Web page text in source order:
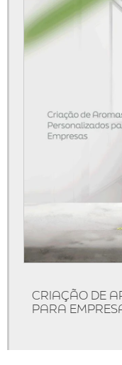
Aromatizador de
Aromatizador de
Aromatizador de
Aromatizador elétrico
Aromatizadores de
Comprar aromatizador
Comprar máquina de
Comprar máquina de
Consultoria de
Consultoria de
CRIAÇÃO DE
PARA